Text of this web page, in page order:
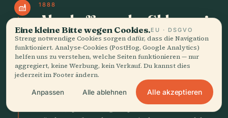
factory 1888
Abschaffung der Sklaverei
beschleunigt
Einwanderung
Das Ende der Sklaverei schuf einen dringenden
Bedarf an Arbeitskräften. Die Hospedaria dos
Imigrantes in Brás begann, Hunderttausende aus
Eine kleine Bitte wegen Cookies.EU · DSGVO
Streng notwendige Cookies sorgen dafür, dass die Navigation
funktioniert. Analyse-Cookies (PostHog, Google Analytics)
helfen uns zu verstehen, welche Seiten funktionieren — nur
aggregiert, keine Werbung, kein Verkauf. Du kannst dies
jederzeit im Footer ändern.
Anpassen Alle ablehnen Alle akzeptieren